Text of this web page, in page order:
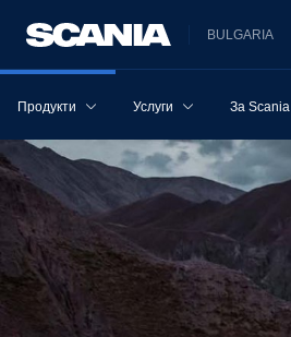
BULGARIA
Продукти Услуги За Scania